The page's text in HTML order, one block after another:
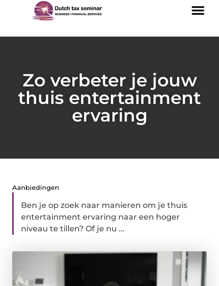
Zo verbeter je jouw
thuis entertainment
ervaring
Aanbiedingen
Ben je op zoek naar manieren om je thuis
entertainment ervaring naar een hoger
niveau te tillen? Of je nu ...